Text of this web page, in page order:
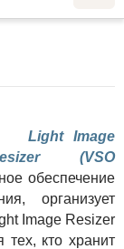
Image
(VSO
обеспечение
организует
Image Resizer
тех, кто хранит